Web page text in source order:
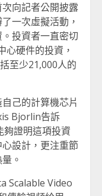
向記者公開披露
一次虛擬活動，
投資者一直密切
硬件的投資，
至少21,000人的
己的計算機芯片
Bjorlin告訴
證明這項投資
設計，更注重節
。
Scalable Video